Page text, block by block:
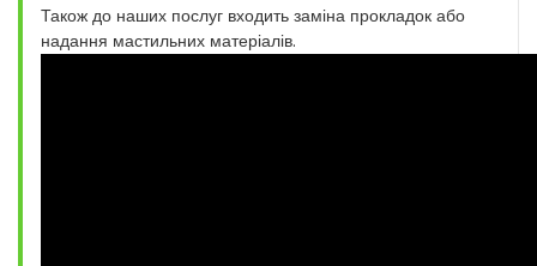
Також до наших послуг входить заміна прокладок або
надання мастильних матеріалів.